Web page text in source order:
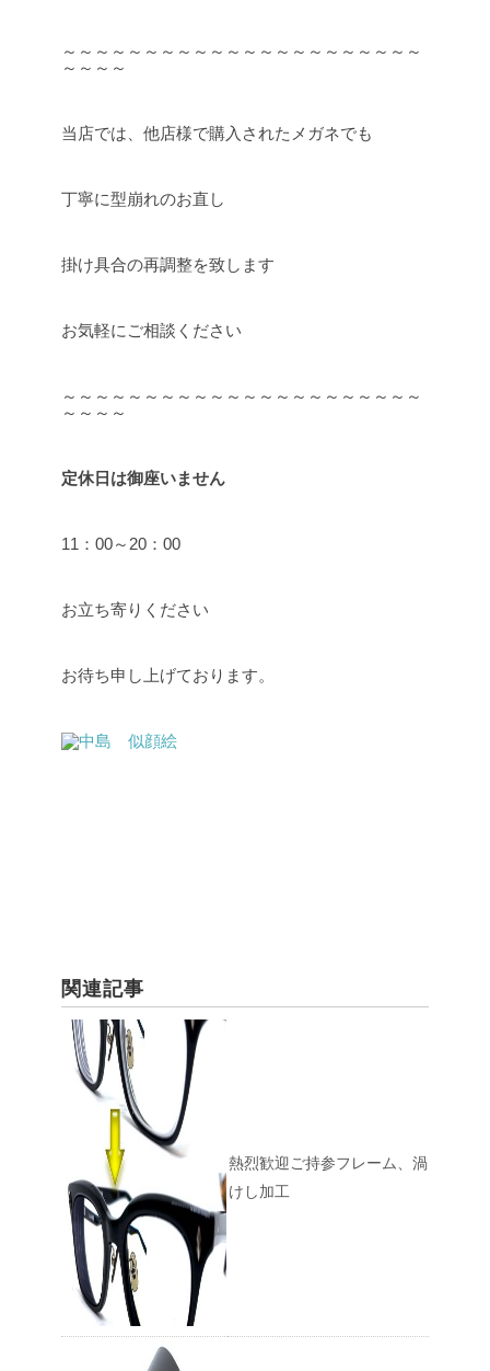
～～～～～～～～～～～～～～～～～～～～～～
～～～～
当店では、他店様で購入されたメガネでも
丁寧に型崩れのお直し
掛け具合の再調整を致します
お気軽にご相談ください
～～～～～～～～～～～～～～～～～～～～～～
～～～～
定休日は御座いません
11：00～20：00
お立ち寄りください
お待ち申し上げております。
関連記事
熱烈歓迎ご持参フレーム、渦
けし加工